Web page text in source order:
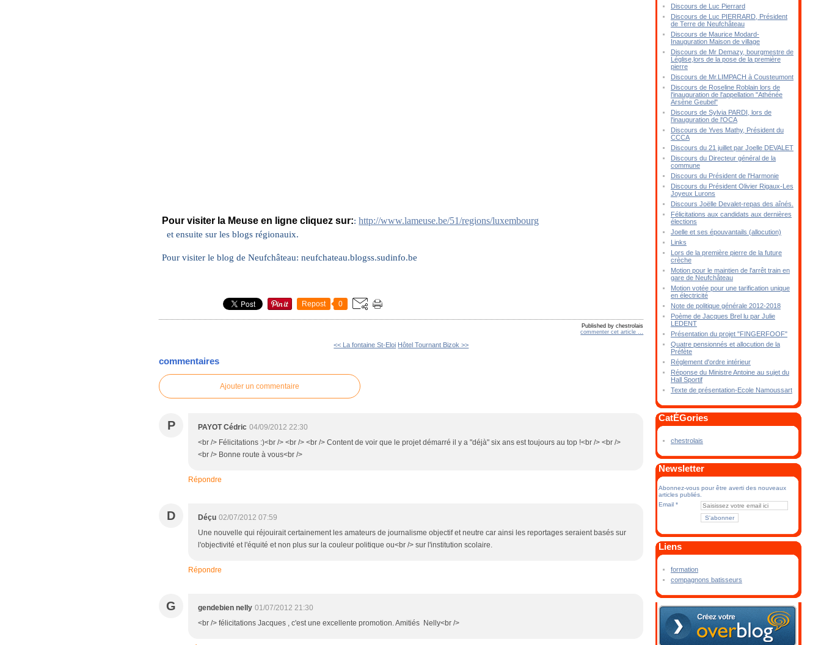
Pour visiter la Meuse en ligne cliquez sur::http://www.lameuse.be/51/regions/luxembourg
et ensuite sur les blogs régionauix.
Pour visiter le blog de Neufchâteau: neufchateau.blogss.sudinfo.be
Repost 0
Published by chestrolais
commenter cet article
<< La fontaine St-Eloi Hôtel Tournant Bizok >>
commentaires
Ajouter un commentaire
P PAYOT Cédric 04/09/2012 22:30
<br /> Félicitations :)<br /> <br /> <br /> Content de voir que le projet démarré il y a "déjà" six ans est toujours au top !<br /> <br />
<br /> Bonne route à vous<br />
Répondre
D Déçu 02/07/2012 07:59
Une nouvelle qui réjouirait certainement les amateurs de journalisme objectif et neutre car ainsi les reportages seraient basés sur
l'objectivité et l'équité et non plus sur la couleur politique ou<br /> sur l'institution scolaire.
Répondre
G gendebien nelly 01/07/2012 21:30
<br /> félicitations Jacques , c'est une excellente promotion. Amitiés Nelly<br />
Discours de Luc Pierrard
Discours de Luc PIERRARD, Président
de Terre de Neufchâteau
Discours de Maurice Modard-
Inauguration Maison de village
Discours de Mr Demazy, bourgmestre de
Léglise,lors de la pose de la première
pierre
Discours de Mr.LIMPACH à Cousteumont
Discours de Roseline Roblain lors de
l'inauguration de l'appellation "Athénée
Arsène Geubel"
Discours de Sylvia PARDI, lors de
l'inauguration de l'OCA
Discours de Yves Mathy, Président du
CCCA
Discours du 21 juillet par Joelle DEVALET
Discours du Directeur général de la
commune
Discours du Président de l'Harmonie
Discours du Président Olivier Rigaux-Les
Joyeux Lurons
Discours Joëlle Devalet-repas des aînés.
Félicitations aux candidats aux dernières
élections
Joelle et ses épouvantails (allocution)
Links
Lors de la première pierre de la future
crèche
Motion pour le maintien de l'arrêt train en
gare de Neufchâteau
Motion votée pour une tarification unique
en électricité
Note de politique générale 2012-2018
Poème de Jacques Brel lu par Julie
LEDENT
Présentation du projet "FINGERFOOF"
Quatre pensionnés et allocution de la
Préfète
Réglement d'ordre intérieur
Réponse du Ministre Antoine au sujet du
Hall Sportif
Texte de présentation-Ecole Namoussart
CatÉGories
chestrolais
Newsletter
Abonnez-vous pour être averti des nouveaux
articles publiés.
Email
Liens
formation
compagnons batisseurs